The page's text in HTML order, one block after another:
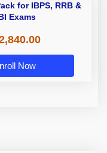
for IBPS, RRB &
Exams
Now